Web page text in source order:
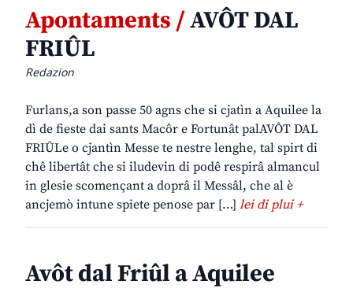
Apontaments /AVÔT DAL
FRIÛL
Redazion
Furlans,a son passe 50 agns che si cjatìn a Aquilee la
dì de fieste dai sants Macôr e Fortunât palAVÔT DAL
FRIÛLe o cjantìn Messe te nestre lenghe, tal spirt di
chê libertât che si iludevin di podê respirâ almancul
in glesie scomençant a doprâ il Messâl, che al è
ancjemò intune spiete penose par […] lei di plui +
Avôt dal Friûl a Aquilee